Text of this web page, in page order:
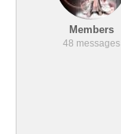
Members
48 messages